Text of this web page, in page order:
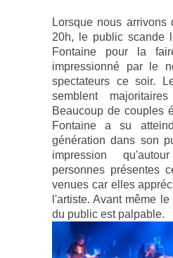
Lorsque nous
20h, le public scande
Fontaine pour la
impressionné par le
spectateurs ce soir.
semblent
Beaucoup de couples
Fontaine a su
génération dans son
impression
personnes présentes
venues car elles
l'artiste. Avant même
du public est palpable.